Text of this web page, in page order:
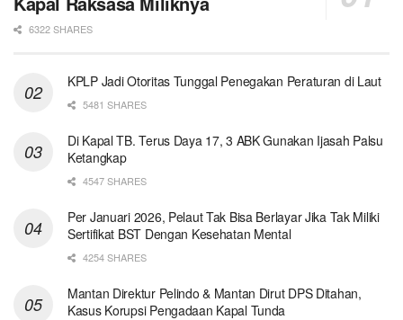
6322 SHARES
KPLP Jadi Otoritas Tunggal Penegakan Peraturan di Laut
5481 SHARES
Di Kapal TB. Terus Daya 17, 3 ABK Gunakan Ijasah Palsu
Ketangkap
4547 SHARES
Per Januari 2026, Pelaut Tak Bisa Berlayar Jika Tak Miliki
Sertifikat BST Dengan Kesehatan Mental
4254 SHARES
Mantan Direktur Pelindo & Mantan Dirut DPS Ditahan,
Kasus Korupsi Pengadaan Kapal Tunda